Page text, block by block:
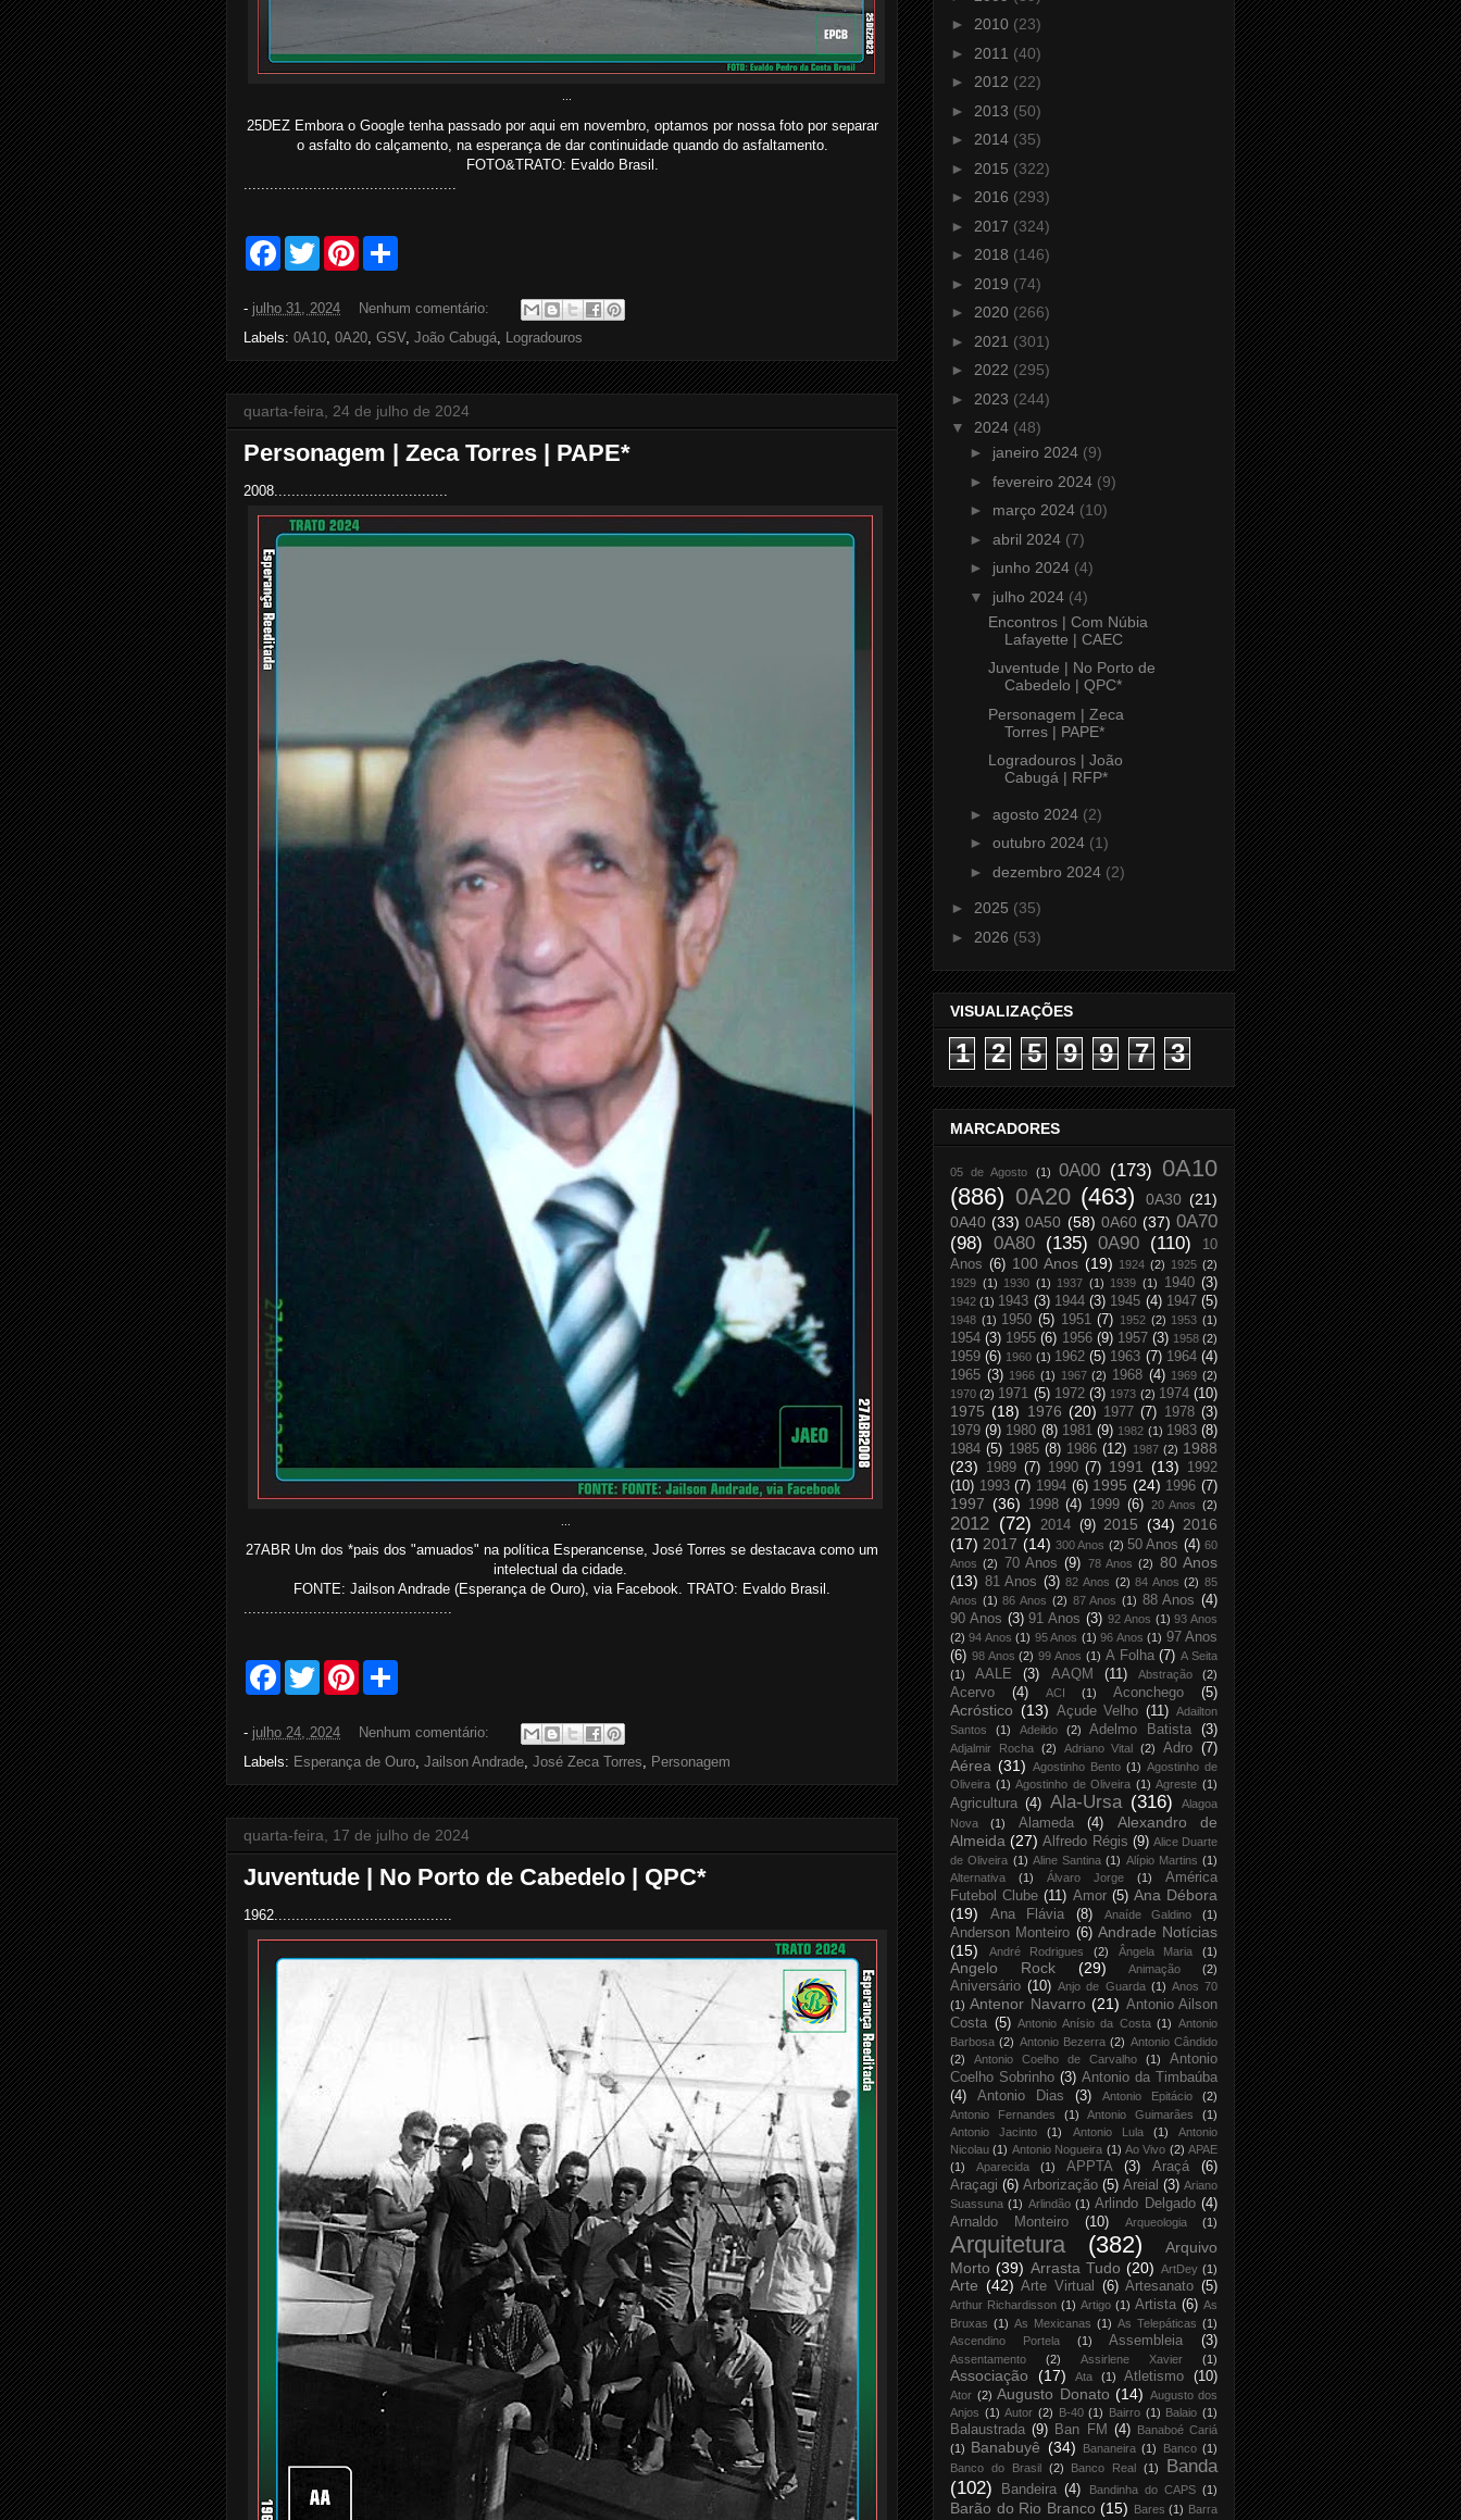
25DEZ Embora o Google tenha passado por aqui em novembro, optamos por nossa foto por separar
o asfalto do calçamento, na esperança de dar continuidade quando do asfaltamento.
FOTO&TRATO: Evaldo Brasil.
F
b
o
k
T
w
t
e
r
P
e
r
e
s
t
e
- julho 31, 2024
Nenhum comentário:
Labels: 0A10 0A20 GSV, João Cabugá Logradouros
quarta-feira, 24 de julho de 2024
Personagem | Zeca Torres | PAPE*
2008........................................
27ABR Um dos *pais dos "amuados" na política Esperancense, José Torres se destacava como um
intelectual da cidade.
FONTE: Jailson Andrade (Esperança de Ouro), via Facebook. TRATO: Evaldo Brasil.
................................................
F
b
o
k
T
w
t
e
P
e
r
s
t
e
- julho 24, 2024
Nenhum comentário:
Labels: Esperança de Ouro, Jailson Andrade, José Zeca Torres, Personagem
quarta-feira, 17 de julho de 2024
Juventude | No Porto de Cabedelo | QPC*
1962.........................................
► 2010 (23)
► 2011 (40)
► 2012 (22)
► 2013 (50)
► 2014 (35)
► 2015 (322)
► 2016 (293)
► 2017 (324)
► 2018 (146)
► 2019 (74)
► 2020 (266)
► 2021 (301)
► 2022 (295)
► 2023 (244)
▼ 2024 (48)
► janeiro 2024 (9)
► fevereiro 2024 (9)
► março 2024 (10)
► abril 2024 (7)
► junho 2024 (4)
▼ julho 2024 (4)
Encontros | Com Núbia
Lafayette | CAEC
Juventude | No Porto de
Cabedelo | QPC*
Personagem | Zeca
Torres | PAPE*
Logradouros | João
Cabugá | RFP*
► agosto 2024 (2)
► outubro 2024 (1)
► dezembro 2024 (2)
► 2025 (35)
► 2026 (53)
VISUALIZAÇÕES
1 2 5 9 9 7 3
MARCADORES
05 de Agosto (1) 0A00 (173) 0A10
(886) 0A20 (463) 0A30 (21)
0A40 (33) 0A50 (58) 0A60 (37) 0A70
(98) 0A80 (135) 0A90 (110)
10
Anos (6) 100 Anos (19) 1924 (2) 1925 (2)
1929 (1) 1930 (1) 1937 (1) 1939 (1) 1940 (3)
1942 (1) 1943 (3) 1944 (3) 1945 (4) 1947 (5)
1948 (1) 1950 (5) 1951 (7) 1952 (2) 1953 (1)
1954 (3) 1955 (6) 1956 (9) 1957 (3) 1958 (2)
1959 (6) 1960 (1) 1962 (5) 1963 (7) 1964 (4)
1965 (3) 1966 (1) 1967 (2) 1968 (4) 1969 (2)
1970 (2) 1971 (5) 1972 (3) 1973 (2) 1974 (10)
1975 (18) 1976 (20) 1977 (7) 1978 (3)
1979 (9) 1980 (8) 1981 (9) 1982 (1) 1983 (8)
1984 (5) 1985 (8) 1986 (12) 1987 (2) 1988
(23)
1989 (7) 1990 (7) 1991 (13)
1992
(10) 1993 (7) 1994 (6) 1995 (24) 1996 (7)
1997 (36) 1998 (4) 1999 (6) 20 Anos (2)
2012 (72) 2014 (9) 2015 (34) 2016
(17) 2017 (14) 300 Anos (2) 50 Anos (4) 60
Anos (2) 70 Anos (9) 78 Anos (2) 80 Anos
(13) 81 Anos (3) 82 Anos (2) 84 Anos (2) 85
Anos (1) 86 Anos (2) 87 Anos (1) 88 Anos (4)
90 Anos (3) 91 Anos (3) 92 Anos (1) 93 Anos
(2) 94 Anos (1) 95 Anos (1) 96 Anos (1) 97 Anos
(6) 98 Anos (2) 99 Anos (1) A Folha (7) A Seita
(1)
AALE (3) AAQM (11) Abstração (2)
Acervo (4) ACI (1) Aconchego (5)
Acróstico (13) Açude Velho (11) Adailton
Santos
(1) Adeildo (2) Adelmo Batista (3)
Adjalmir Rocha (2) Adriano Vital (2) Adro (7)
Aérea (31) Agostinho Bento (1) Agostinho de
Oliveira (1) Agostinho de Oliveira (1) Agreste (1)
Agricultura (4) Ala-Ursa (316)
Alagoa
Nova
(1) Alameda (4)
Alexandro de
Almeida (27) Alfredo Régis (9) Alice Duarte
de Oliveira (1) Aline Santina (1) Alípio Martins (1)
Alternativa
(1) Álvaro Jorge (1)
América
Futebol Clube (11) Amor (5) Ana Débora
(19)
Ana Flávia (8) Anaíde Galdino (1)
Anderson Monteiro (6) Andrade Notícias
(15)
André Rodrigues (2) Ângela Maria (1)
Angelo Rock (29) Animação (2)
Aniversário (10) Anjo de Guarda (1) Anos 70
(1) Antenor Navarro (21) Antonio Ailson
Costa (5) Antonio Anísio da Costa (1) Antonio
Barbosa (2) Antonio Bezerra (2) Antonio Cândido
(2)
Antonio Coelho de Carvalho (1)
Antonio
Coelho Sobrinho (3) Antonio da Timbaúba
(4)
Antonio Dias (3) Antonio Epitácio
(2)
Antonio Fernandes
(1) Antonio Guimarães
(1)
Antonio Jacinto
(1) Antonio Lula (1)
Antonio
Nicolau (1) Antonio Nogueira (1) Ao Vivo (2) APAE
(1)
Aparecida (1) APPTA (3) Araçá
(6)
Araçagi (6) Arborização (5) Areial (3) Ariano
Suassuna (1) Arlindão (1) Arlindo Delgado (4)
Arnaldo Monteiro
(10) Arqueologia (1)
Arquitetura (382)
Arquivo
Morto (39) Arrasta Tudo (20) ArtDey (1)
Arte (42) Arte Virtual (6) Artesanato (5)
Arthur Richardisson (1) Artigo (1) Artista (6) As
Bruxas (1) As Mexicanas (1) As Telepáticas (1)
Ascendino Portela
(1) Assembleia (3)
Assentamento (2) Assirlene Xavier (1)
Associação (17) Ata (1) Atletismo (10)
Ator (2) Augusto Donato (14) Augusto dos
Anjos (1) Autor (2) B-40 (1) Bairro (1) Balaio (1)
Balaustrada (9) Ban FM (4)
Banaboé Cariá
(1) Banabuyê (34) Bananeira (1) Banco (1)
Banco do Brasil
(2) Banco Real (1)
Banda
(102)
Bandeira (4) Bandinha do CAPS (1)
Barão do Rio Branco (15) Bares (1) Barra